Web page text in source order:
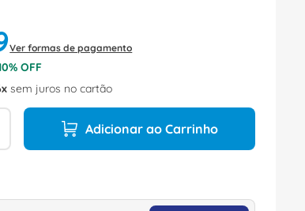
Ver formas de pagamento
% OFF
sem juros no cartão
Adicionar ao Carrinho